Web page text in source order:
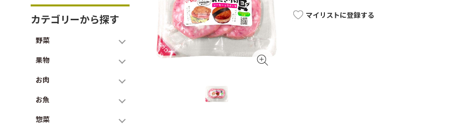
カテゴリーから探す
野菜
果物
お肉
お魚
惣菜
マイリストに登録する